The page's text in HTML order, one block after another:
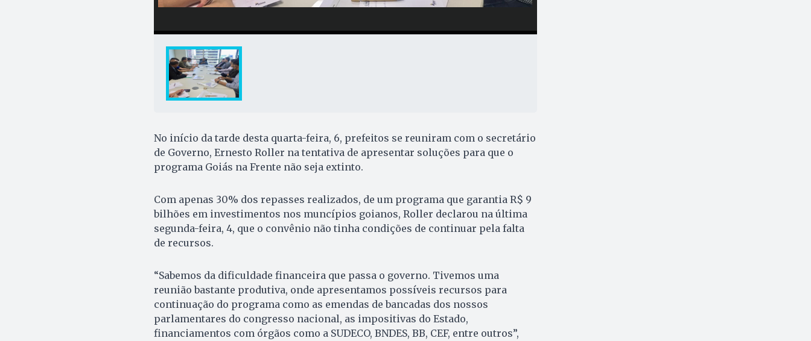
No início da tarde desta quarta-feira, 6, prefeitos se reuniram com o secretário
de Governo, Ernesto Roller na tentativa de apresentar soluções para que o
programa Goiás na Frente não seja extinto.
Com apenas 30% dos repasses realizados, de um programa que garantia R$ 9
bilhões em investimentos nos muncípios goianos, Roller declarou na última
segunda-feira, 4, que o convênio não tinha condições de continuar pela falta
de recursos.
“Sabemos da dificuldade financeira que passa o governo. Tivemos uma
reunião bastante produtiva, onde apresentamos possíveis recursos para
continuação do programa como as emendas de bancadas dos nossos
parlamentares do congresso nacional, as impositivas do Estado,
financiamentos com órgãos como a SUDECO, BNDES, BB, CEF, entre outros”,